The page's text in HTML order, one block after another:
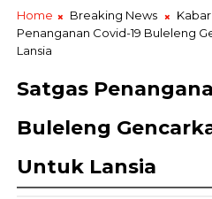
Home Breaking News
Penanganan Covid-19 Buleleng
Lansia
Satgas
Buleleng
Untuk Lansia